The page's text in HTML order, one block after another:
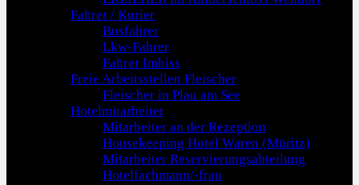
Fahrer / Kurier
Busfahrer
Lkw-Fahrer
Fahrer Imbiss
Freie Arbeitsstellen Fleischer
Fleischer in Plau am See
Hotelmitarbeiter
Mitarbeiter an der Rezeption
Housekeeping Hotel Waren (Müritz)
Mitarbeiter Reservierungsabteilung
Hotelfachmann/-frau